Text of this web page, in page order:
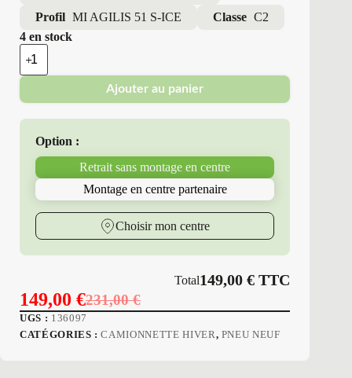
Profil MI AGILIS 51 S-ICE Classe C2
4 en stock
quantité
de
Michelin
Pneus
Neufs
205/65R15
102/100
AGILIS
ICE
Ajouter au panier
Option :
Retrait sans montage en centre
Montage en centre partenaire
Choisir mon centre
Total149,00€ TTC
231,00€
Le
prix
149,00 €
Le
prix
UGS : 136097
CATÉGORIES :CAMIONNETTE HIVER, PNEU NEUF